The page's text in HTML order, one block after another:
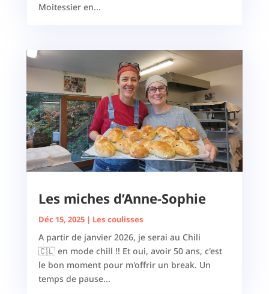
Moitessier en...
Les miches d’Anne-Sophie
Déc 15, 2025| Les coulisses
A partir de janvier 2026, je serai au Chili
🇨🇱 en mode chill !! Et oui, avoir 50 ans, c'est
le bon moment pour m'offrir un break. Un
temps de pause...